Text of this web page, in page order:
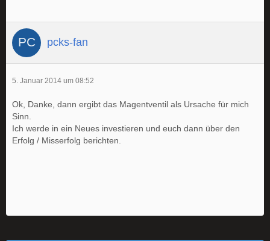
pcks-fan
5. Januar 2014 um 08:52
Ok, Danke, dann ergibt das Magentventil als Ursache für mich
Sinn.
Ich werde in ein Neues investieren und euch dann über den
Erfolg / Misserfolg berichten.